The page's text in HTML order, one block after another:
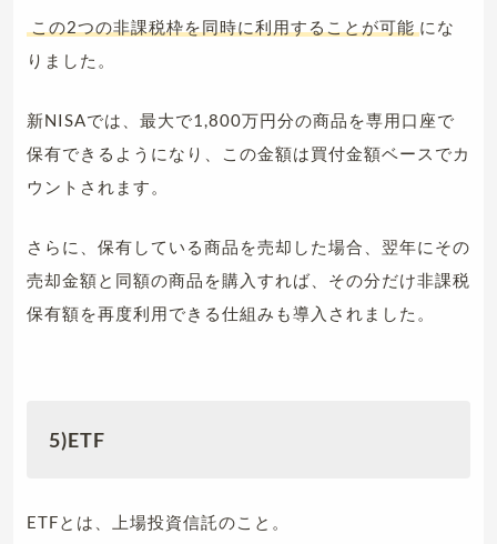
この2つの非課税枠を同時に利用することが可能 にな
りました。
新NISAでは、最大で1,800万円分の商品を専用口座で
保有できるようになり、この金額は買付金額ベースでカ
ウントされます。
さらに、保有している商品を売却した場合、翌年にその
売却金額と同額の商品を購入すれば、その分だけ非課税
保有額を再度利用できる仕組みも導入されました。
5)ETF
ETFとは、上場投資信託のこと。